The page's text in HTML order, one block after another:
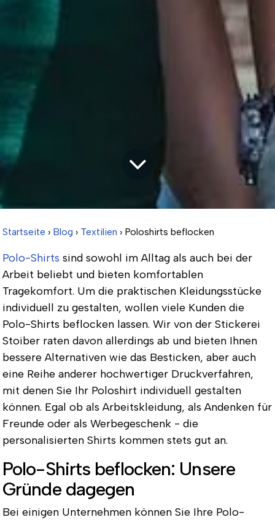
Startseite › Blog › Textilien › Poloshirts beflocken
Polo-Shirts sind sowohl im Alltag als auch bei der
Arbeit beliebt und bieten komfortablen
Tragekomfort. Um die praktischen Kleidungsstücke
individuell zu gestalten, wollen viele Kunden die
Polo-Shirts beflocken lassen. Wir von der Stickerei
Stoiber raten davon allerdings ab und bieten Ihnen
bessere Alternativen wie das Besticken, aber auch
eine Reihe anderer hochwertiger Druckverfahren,
mit denen Sie Ihr Poloshirt individuell gestalten
können. Egal ob als Arbeitskleidung, als Andenken für
Freunde oder als Werbegeschenk - die
personalisierten Shirts kommen stets gut an.
Polo-Shirts beflocken: Unsere
Gründe dagegen
Bei einigen Unternehmen können Sie Ihre Polo-